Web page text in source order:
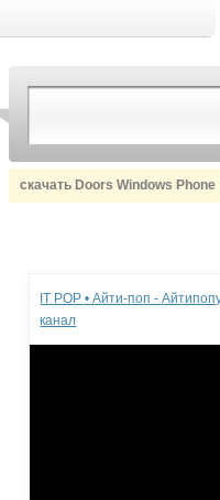
скачать Doors Windows Phone
IT POP • Айти-поп -
канал